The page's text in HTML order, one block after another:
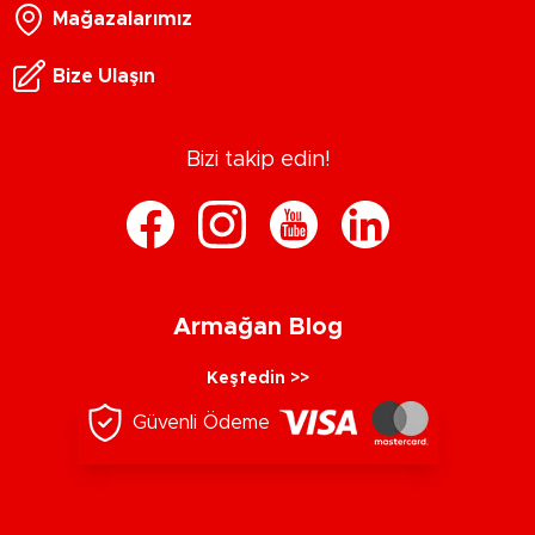
Mağazalarımız
Bize Ulaşın
Bizi takip edin!
Armağan Blog
Keşfedin >>
Güvenli Ödeme